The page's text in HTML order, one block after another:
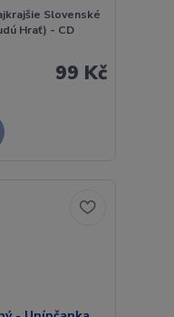
Slovenské
Hrať) - CD
99 Kč